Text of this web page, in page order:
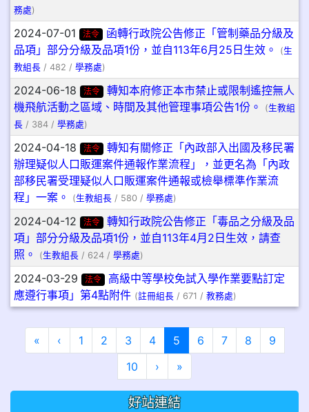
務處)
2024-07-01 法令
函轉行政院公告修正「管制藥品分級及
品項」部分分級及品項1份，並自113年6月25日生效。
(生
教組長 / 482 / 學務處)
2024-06-18 法令
轉知本府修正本市禁止或限制遙控無人
機飛航活動之區域、時間及其他管理事項公告1份。
(生教組
長 / 384 / 學務處)
2024-04-18 法令
轉知有關修正「內政部入出國及移民署
辦理疑似人口販運案件通報作業流程」，並更名為「內政
部移民署受理疑似人口販運案件通報或檢舉標準作業流
程」一案。
(生教組長 / 580 / 學務處)
2024-04-12 法令
轉知行政院公告修正「毒品之分級及品
項」部分分級及品項1份，並自113年4月2日生效，請查
照。
(生教組長 / 624 / 學務處)
2024-03-29 法令
高級中等學校免試入學作業要點訂定
應遵行事項」第4點附件 (註冊組長 / 671 / 教務處)
« 第一頁
‹上一頁
1 2 3 4 5(目前頁次)
6 7 8
9
10
›下一頁
»最後頁
好站連結